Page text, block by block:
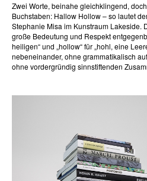
Zwei Worte, beinahe gleichklingend,
Buchstaben: Hallow Hollow – so lautet
Stephanie Misa im Kunstraum Lakeside.
große Bedeutung und Respekt
heiligen“ und „hollow“ für „hohl, eine
nebeneinander, ohne grammatikalisch
ohne vordergründig sinnstiftenden